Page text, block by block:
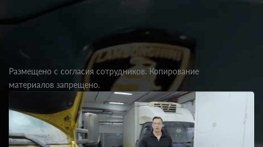
Размещено с согласия сотрудников. Копирование
материалов запрещено.